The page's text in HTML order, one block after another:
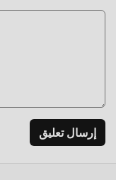
تعديل فريد
إرسال تعليق